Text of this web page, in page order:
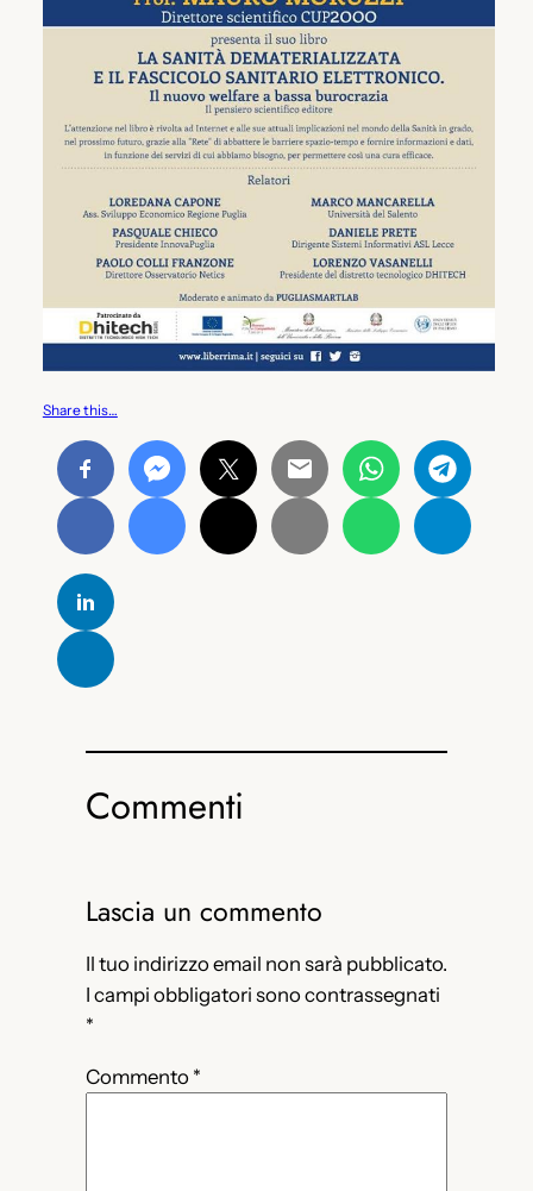
Share this…
Commenti
Lascia un commento
Il tuo indirizzo email non sarà pubblicato.
I campi obbligatori sono contrassegnati
*
Commento *